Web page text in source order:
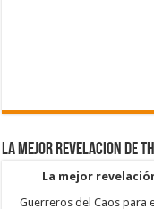
La mejor revelacion de
La mejor
Guerreros del Caos para